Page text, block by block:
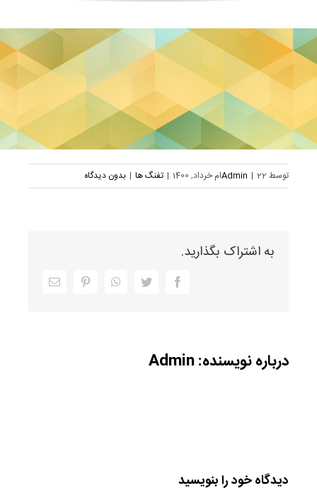
توسط Admin | 22ام خرداد, 1400 | تفنگ ها | بدون دیدگاه
به اشتراک بگذارید.
Facebook
Twitter
WhatsApp
Pinterestایمیل
درباره نویسنده:Admin
دیدگاه خود را بنویسید